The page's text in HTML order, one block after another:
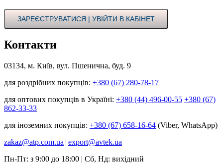
ЗАРЕЄСТРУВАТИСЯ | УВІЙТИ В КАБІНЕТ
Контакти
03134, м. Київ, вул. Пшенична, буд. 9
для роздрібних покупців: +380 (67) 280-78-17
для оптових покупців в Україні: +380 (44) 496-00-55 +380 (67)
862-33-33
для іноземних покупців: +380 (67) 658-16-64 (Viber, WhatsApp)
zakaz@atp.com.ua | export@avtek.ua
Пн-Пт: з 9:00 до 18:00 | Сб, Нд: вихідний